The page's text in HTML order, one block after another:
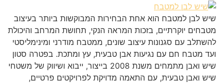
שיש לבן למטבח הוא אחת הבחירות המבוקשות ביותר בעיצוב
מטבחים יוקרתיים, בזכות המראה הנקי, תחושת המרחב והיכולת
להשתלב עם סגנונות עיצוב שונים, ממטבח מודרני ומינימליסטי
ועד מטבח חם עם נגיעות אבן טבעית, עץ ומתכת. בפטרה סטון
שיש ואבן מתמחים משנת 2008 בייצור, ייבוא ושיווק של משטחי
שיש ואבן טבעית, עם התאמה מדויקת לפרויקטים פרטיים,